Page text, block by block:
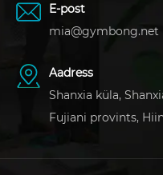
E-post
mia@gymbong.net
Aadress
Shanxia küla,
Fujiani provints,